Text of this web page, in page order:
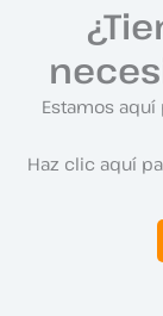
Estamos
Haz clic aquí